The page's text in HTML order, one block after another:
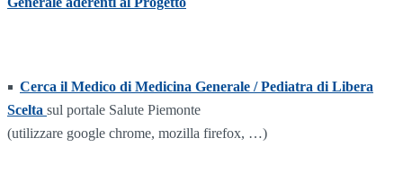
Cerca il Medico di Medicina Generale / Pediatra di Libera
Scelta sul portale Salute Piemonte
(utilizzare google chrome, mozilla firefox, …)